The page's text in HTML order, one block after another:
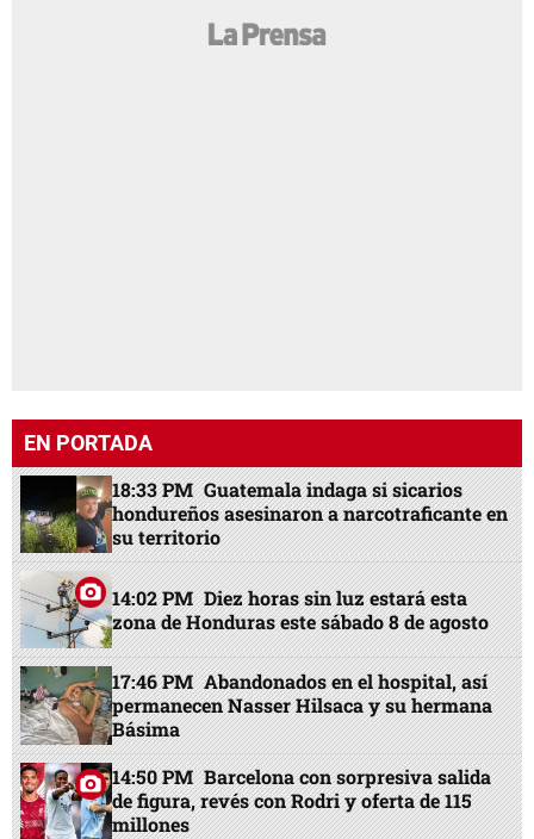
EN PORTADA
18:33 PM Guatemala indaga si sicarios
hondureños asesinaron a narcotraficante en
su territorio
14:02 PM Diez horas sin luz estará esta
zona de Honduras este sábado 8 de agosto
17:46 PM Abandonados en el hospital, así
permanecen Nasser Hilsaca y su hermana
Básima
14:50 PM Barcelona con sorpresiva salida
de figura, revés con Rodri y oferta de 115
millones